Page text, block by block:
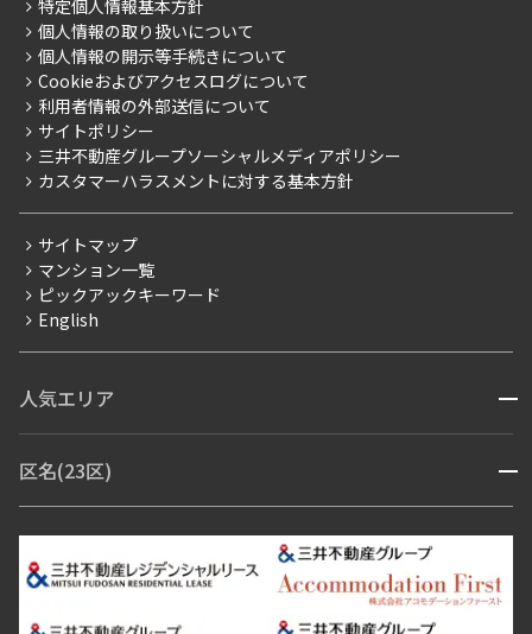
こだわり一覧
プレミアムマンション
新築
当社限定（港区・渋谷区）
当社限定（港区・渋谷区以外）
三井不動産企画
賃料改定
フリーレント
ペット可
ブランドマンション
お部屋探しからご契約まで
よくあるご質問
社宅紹介
【仲介会社様向け】当社仲介事業部取り扱い物件入居申込
事業案内
採用情報
ニュースリリース
お問い合わせ
特定個人情報基本方針
個人情報の取り扱いについて
個人情報の開示等手続きについて
Cookieおよびアクセスログについて
利用者情報の外部送信について
サイトポリシー
三井不動産グループソーシャルメディアポリシー
カスタマーハラスメントに対する基本方針
サイトマップ
マンション一覧
ピックアックキーワード
English
人気エリア 開閉
青山・表参道・原宿
市ヶ谷・神楽坂・飯田橋
三田・芝・浜松町
芝浦・汐留・品川
月島・勝どき・豊洲
本郷・春日・小石川
目白・高田馬場・早稲田
区名(23区) 開閉
江東区 台東区 墨田区
中野区
豊島区
杉並区 板橋区 練馬区 荒川区
足立区
葛飾区
江戸川区